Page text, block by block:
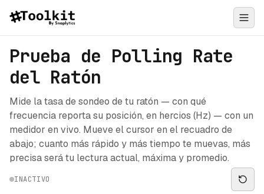
Prueba de Polling Rate
del Ratón
Mide la tasa de sondeo de tu ratón — con qué
frecuencia reporta su posición, en hercios (Hz) — con un
medidor en vivo. Mueve el cursor en el recuadro de
abajo; cuanto más rápido y más tiempo te muevas, más
precisa será tu lectura actual, máxima y promedio.
INACTIVO